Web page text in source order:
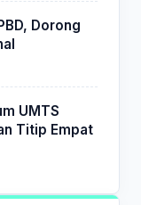
Dorong
UMTS
Titip Empat